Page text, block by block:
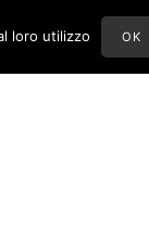
loro utilizzo OK